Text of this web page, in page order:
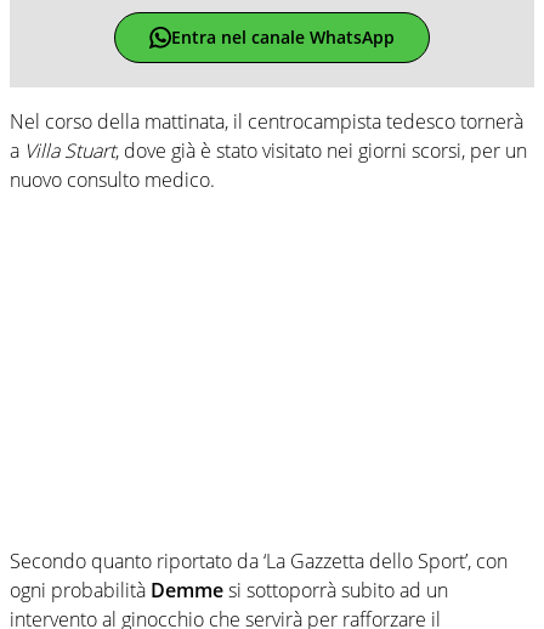
Entra nel canale WhatsApp
Nel corso della mattinata, il centrocampista tedesco tornerà
a Villa Stuart, dove già è stato visitato nei giorni scorsi, per un
nuovo consulto medico.
Secondo quanto riportato da ‘La Gazzetta dello Sport’, con
ogni probabilità Demmesi sottoporrà subito ad un
intervento al ginocchio che servirà per rafforzare il